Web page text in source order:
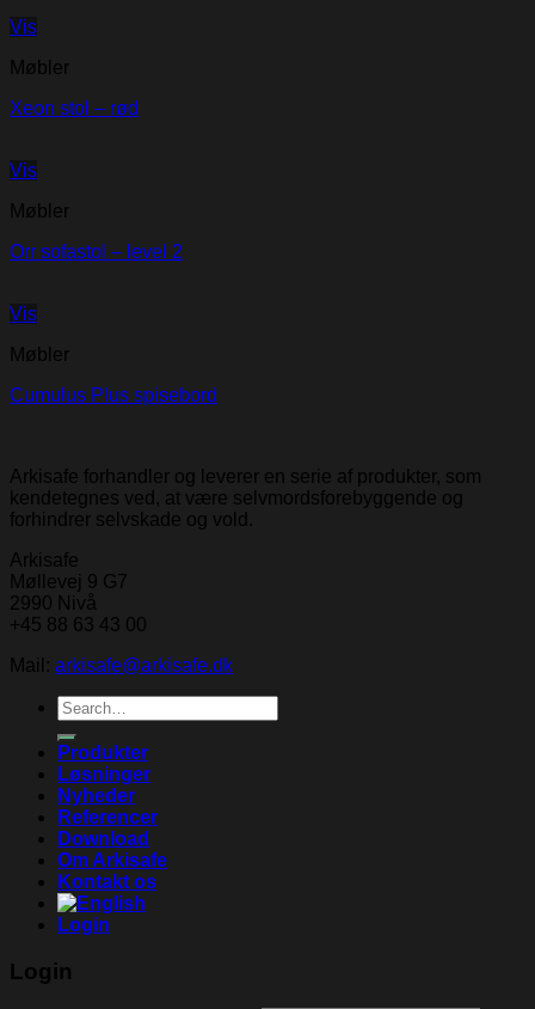
Vis
Møbler
Xeon stol – rød
Vis
Møbler
Orr sofastol – level 2
Vis
Møbler
Cumulus Plus spisebord
Arkisafe forhandler og leverer en serie af produkter, som
kendetegnes ved, at være selvmordsforebyggende og
forhindrer selvskade og vold.
Arkisafe
Møllevej 9 G7
2990 Nivå
+45 88 63 43 00
Mail: arkisafe@arkisafe.dk
Search
for:
Produkter
Løsninger
Nyheder
Referencer
Download
Om Arkisafe
Kontakt os
Login
Login